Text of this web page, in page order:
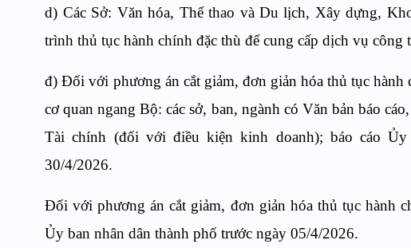
d) Các Sở: Văn hóa, Thể thao và Du lịch, Xây dựng,
trình thủ tục hành chính đặc thù để cung cấp dịch vụ
đ) Đối với phương án cắt giảm, đơn giản hóa thủ tục
cơ quan ngang Bộ: các sở, ban, ngành có Văn bản báo
Tài chính (đối với điều kiện kinh doanh); báo cáo
30/4/2026.
Đối với phương án cắt giảm, đơn giản hóa thủ tục hành
Ủy ban nhân dân thành phố trước ngày 05/4/2026.